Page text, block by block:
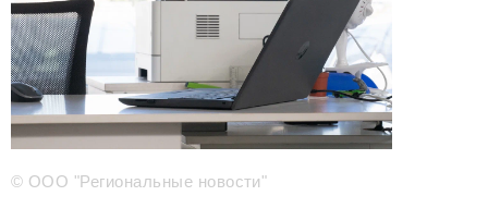
Информационный отдел
info@business-magazine.online
Отдел рекламы
reklama@business-magazine.online
Отдел распространения/редакционная подписка
podpiska@business-magazine.online
Отдел по работе с партнерами
© ООО "Региональные новости"